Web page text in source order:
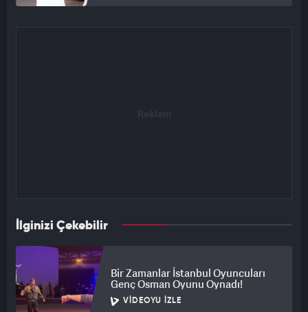
İlginizi Çekebilir
Bir Zamanlar İstanbul Oyuncuları
Genç Osman Oyunu Oynadı!
VIDEOYU İZLE